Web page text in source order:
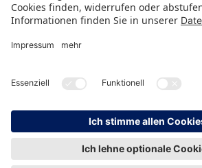
HINWEISGEBERSCHUTZ IMPRESSUM
KONTAKT